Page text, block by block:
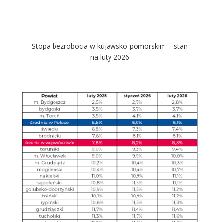
Stopa bezrobociaw kujawsko-pomorskim – stan
na luty 2026